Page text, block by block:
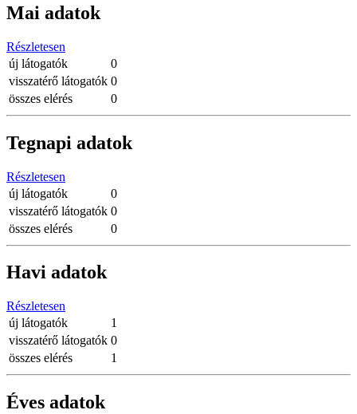
Mai adatok
Részletesen
új látogatók
0
visszatérő látogatók 0
összes elérés
0
Tegnapi adatok
Részletesen
új látogatók
0
visszatérő látogatók 0
összes elérés
0
Havi adatok
Részletesen
új látogatók
1
visszatérő látogatók 0
összes elérés
1
Éves adatok